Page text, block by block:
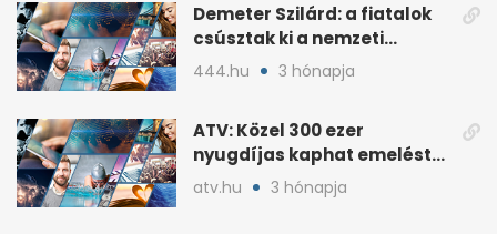
Demeter Szilárd: a fiatalok
csúsztak ki a nemzeti
kultúrából
444.hu 3 hónapja
ATV: Közel 300 ezer
nyugdíjas kaphat emelést
idén a Tisza terve szerint
atv.hu 3 hónapja